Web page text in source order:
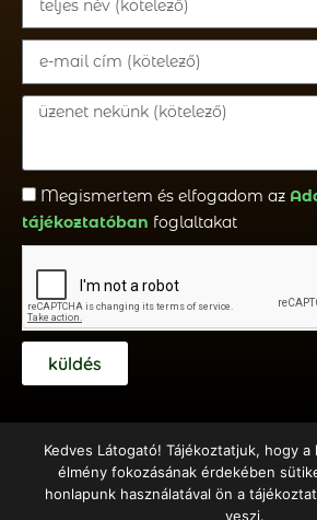
Megismertem és elfogadom az
tájékoztatóban foglaltakat
küldés
Copyright © 2018 – 2020 Emberöltő
Kedves Látogató! Tájékoztatjuk, hogy
élmény fokozásának érdekében
honlapunk használatával ön a
veszi.